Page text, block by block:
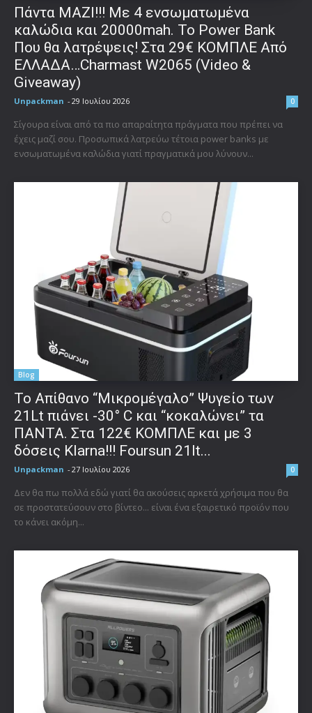
Πάντα ΜΑΖΙ!!! Με 4 ενσωματωμένα
καλώδια και 20000mah. Το Power Bank
Που θα λατρέψεις! Στα 29€ ΚΟΜΠΛΕ Από
ΕΛΛΑΔΑ…Charmast W2065 (Video &
Giveaway)
Unpackman - 29 Ιουλίου 2026 0
Σίγουρα είναι από τα πιο απαραίτητα πράγματα που πρέπει να
έχεις μαζί σου. Προσωπικά λατρεύω τέτοια power banks με
ενσωματωμένα καλώδια γιατί πραγματικά μου λύνουν...
Blog
Το Απίθανο “Μικρομέγαλο” Ψυγείο των
21Lt πιάνει -30° C και “κοκαλώνει” τα
ΠΑΝΤΑ. Στα 122€ ΚΟΜΠΛΕ και με 3
δόσεις Klarna!!! Foursun 21lt...
Unpackman - 27 Ιουλίου 2026 0
Δεν θα πω πολλά εδώ γιατί θα ακούσεις αρκετά χρήσιμα που θα
σε προστατεύσουν στο βίντεο... είναι ένα εξαιρετικό προϊόν που
το κάνει ακόμη...